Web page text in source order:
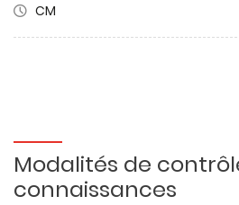
CM
Modalités de
connaissances